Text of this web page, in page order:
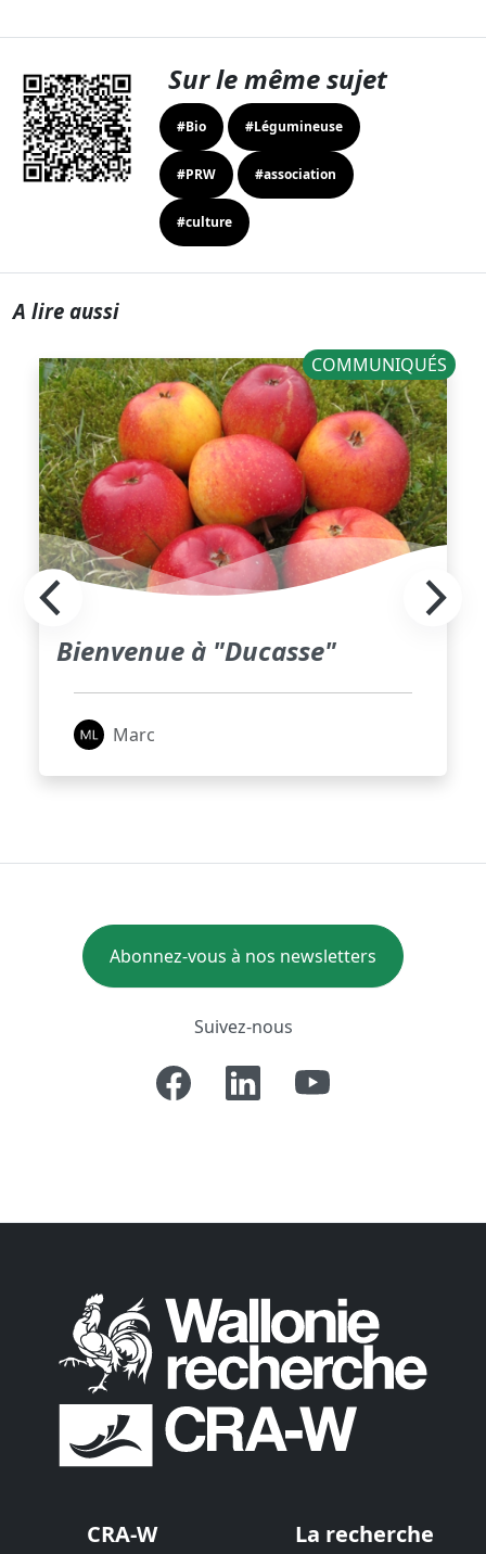
Sur le même sujet
#Bio #Légumineuse
#PRW #association
#culture
A lire aussi
COMMUNIQUÉS
Bienvenue à "Ducasse"
Marc
Abonnez-vous à nos newsletters
Suivez-nous
CRA-W La recherche